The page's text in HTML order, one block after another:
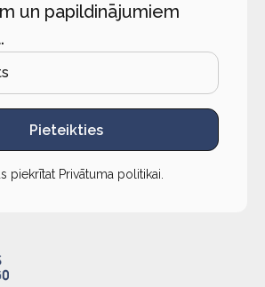
un papildinājumiem
Pieteikties
piekrītat Privātuma politikai